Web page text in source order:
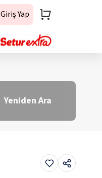
Giriş Yap
Yeniden Ara